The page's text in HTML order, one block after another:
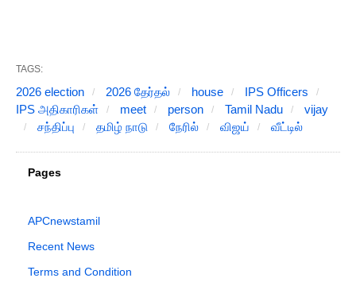
TAGS:
2026 election 2026 தேர்தல் house
IPS Officers
IPS அதிகாரிகள்
meet person Tamil Nadu
vijay
சந்திப்பு
தமிழ் நாடு நேரில் விஜய் வீட்டில்
Pages
APCnewstamil
Recent News
Terms and Condition